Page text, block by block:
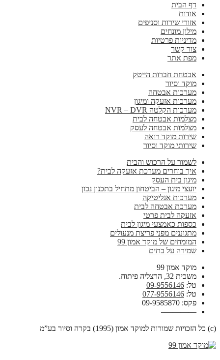
דף הבית
אודות
אזורי שירות וסניפים
מילון מונחים
מדיניות פרטיות
צור קשר
מפת אתר
אבטחת חברות הייטק
מוקד וסיור
מערכות אבטחה
מערכות אזעקה ומיגון
מערכות הקלטה NVR – DVR
מצלמות אבטחה לבית
מצלמות אבטחה לעסק
שירות מוקד רואה
שירותי מוקד וסיור
לשמור על הרכוש והבית
איך בוחרים מערכת אזעקה לבית?
מיגון בית העסק
יועצי מיגון – הביטחון מתחיל בתכנון נכון
מערכות אנליטיקה
מערכת אבטחה לבית
אזעקה לבית פרטי
כספות כאמצעי מיגון לבית
מתגוננים מפני פריצת מנעולים
המומחים של מוקד אמון 99
שמירה על בתים
מוקד אמון 99
משכית 32, הרצליה פיתוח.
טל: 09-9556146
טל: 077-9556146
פקס: 09-9585870
————–
(c) כל הזכויות שמורות למוקד אמון (1995) בקרה וסיור בע”מ